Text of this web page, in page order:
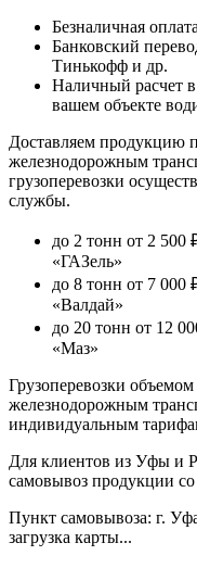
Безналичная оплата
Банковский
Тинькофф и др.
Наличный расчет
вашем объекте
Доставляем продукцию
железнодорожным
грузоперевозки
службы.
до 2 тонн от 2 500
«ГАЗель»
до 8 тонн от 7 000
«Валдай»
до 20 тонн от 12
«Маз»
Грузоперевозки
железнодорожным
индивидуальным
Для клиентов из Уфы и
самовывоз продукции со
Пункт самовывоза: г.
загрузка карты...